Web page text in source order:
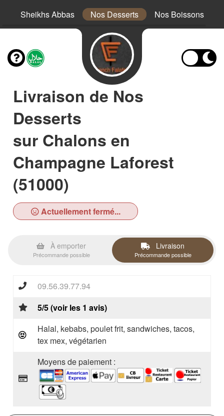
Sheikhs Abbas Nos Desserts Nos Boissons
Livraison de Nos
Desserts
sur Chalons en
Champagne Laforest
(51000)
Actuellement fermé...
À emporter
Précommande possible
Livraison
Précommande possible
09.56.39.77.94
5/5 (voir les 1 avis)
Halal, kebabs, poulet frit, sandwiches, tacos,
tex mex, végétarien
Moyens de paiement :